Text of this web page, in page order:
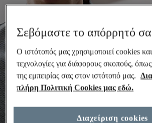
Σεβόμαστε το απόρρητό
Ο ιστότοπός μας χρησιμοποιεί cookies
τεχνολογίες για διάφορους σκοπούς,
της εμπειρίας σας στον ιστότοπό μας.
πλήρη Πολιτική Cookies μας εδώ.
Διαχείριση cookies